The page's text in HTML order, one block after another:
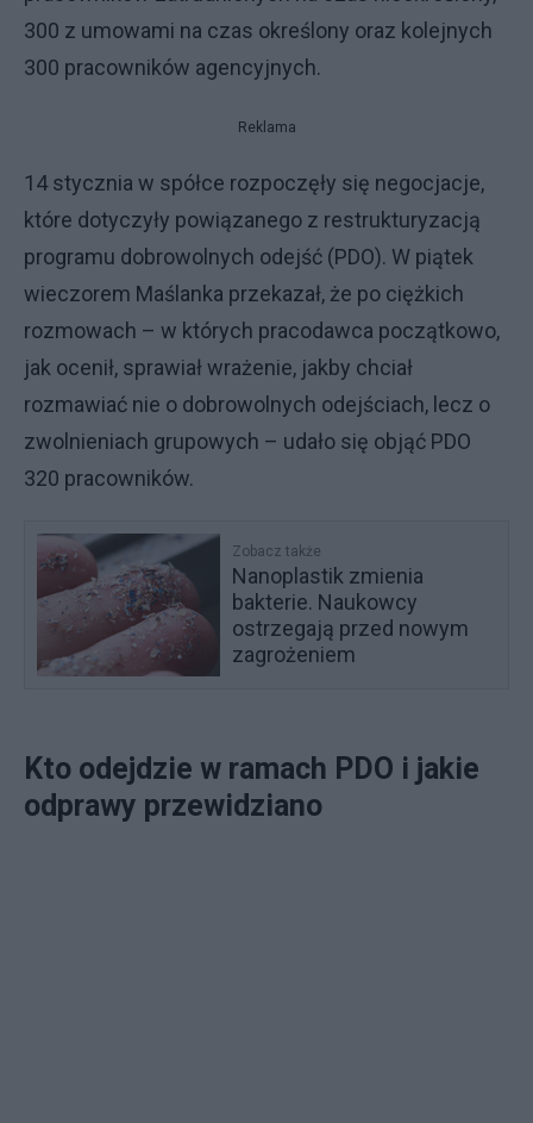
300 z umowami na czas określony oraz kolejnych
300 pracowników agencyjnych.
Reklama
14 stycznia w spółce rozpoczęły się negocjacje,
które dotyczyły powiązanego z restrukturyzacją
programu dobrowolnych odejść (PDO). W piątek
wieczorem Maślanka przekazał, że po ciężkich
rozmowach – w których pracodawca początkowo,
jak ocenił, sprawiał wrażenie, jakby chciał
rozmawiać nie o dobrowolnych odejściach, lecz o
zwolnieniach grupowych – udało się objąć PDO
320 pracowników.
Zobacz także
Nanoplastik zmienia
bakterie. Naukowcy
ostrzegają przed nowym
zagrożeniem
Kto odejdzie w ramach PDO i jakie
odprawy przewidziano